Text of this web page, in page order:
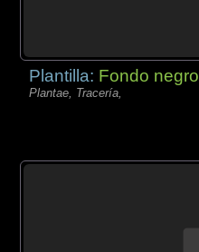
Plantilla: Fondo negro
Plantae, Tracería,